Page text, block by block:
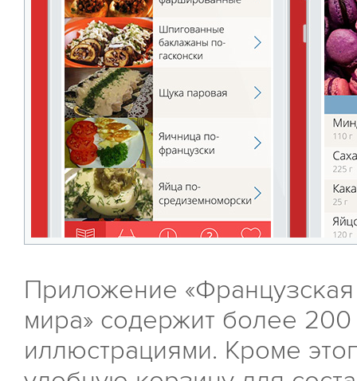
Приложение «Французская
мира» содержит более
иллюстрациями. Кроме